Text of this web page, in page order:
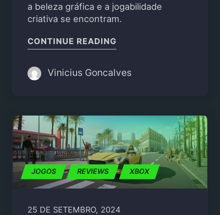
a beleza gráfica e a jogabilidade
criativa se encontram.
CONTINUE READING
Vinicius Goncalves
JOGOS REVIEWS XBOX
25 DE SETEMBRO, 2024